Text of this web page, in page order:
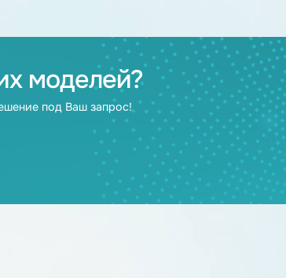
В наличии
Аккумулятор LiFePO4 50000mAh
100A 3.2V
50
628A